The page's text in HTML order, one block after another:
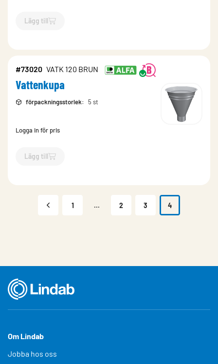
Lägg till
`$Lägg till
#73020 VATK 120 BRUN
Vattenkupa
förpackningsstorlek: 5 st
Logga in för pris
Lägg till
`$Lägg till
1 ... 2 3 4
Om Lindab
Jobba hos oss